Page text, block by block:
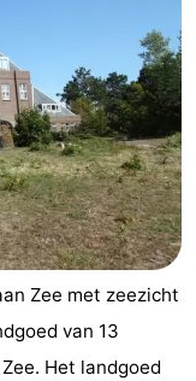
Zee met zeezicht
van 13
Het landgoed